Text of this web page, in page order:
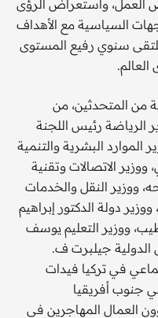
العمل، واستعراض الرؤى
السياسية مع الأهداف
سنوي رفيع المستوى
من المتحدثين، من
الرياضة رئيس اللجنة
الموارد البشرية والتنمية
الاتصالات وتقنية
ووزير النقل والخدمات
دولة الدكتور إبراهيم
ووزير التعليم يوسف
الدولية جيلبرت ف.
في تركيا فيدات
جنوب أفريقيا
العمال المهاجرين في